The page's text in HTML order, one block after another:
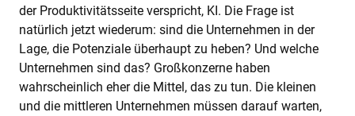
der Produktivitätsseite verspricht, KI. Die Frage ist
natürlich jetzt wiederum: sind die Unternehmen in der
Lage, die Potenziale überhaupt zu heben? Und welche
Unternehmen sind das? Großkonzerne haben
wahrscheinlich eher die Mittel, das zu tun. Die kleinen
und die mittleren Unternehmen müssen darauf warten,